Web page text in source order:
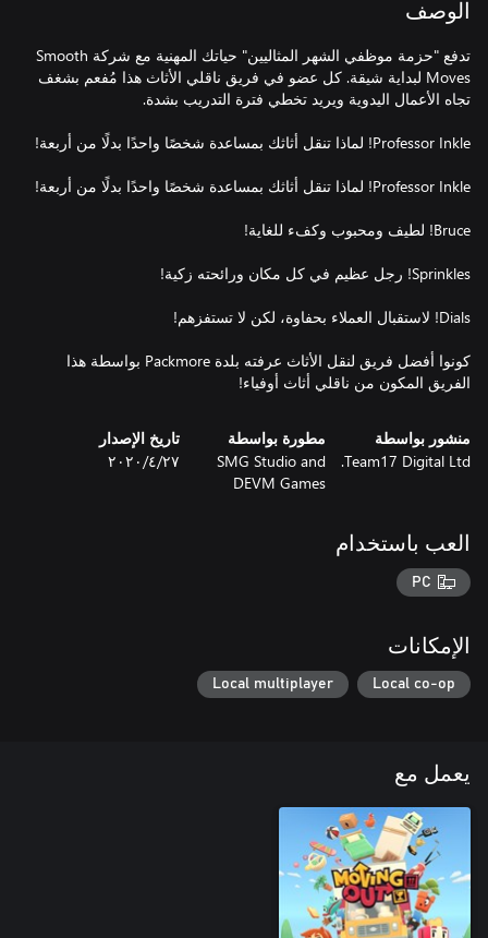
الوصف
تدفع "حزمة موظفي الشهر المثاليين" حياتك المهنية مع شركة Smooth
Moves لبداية شيقة. كل عضو في فريق ناقلي الأثاث هذا مُفعم بشغف
كونوا أفضل فريق لنقل الأثاث عرفته بلدة Packmore بواسطة هذا
الفريق المكون من ناقلي أثاث أوفياء!
منشور بواسطة
Team17 Digital Ltd.
مطورة بواسطة
SMG Studio and
DEVM Games
تاريخ الإصدار
٢٧‏/٤‏/٢٠٢٠
العب باستخدام
PC
الإمكانات
Local co-op
Local multiplayer
يعمل مع